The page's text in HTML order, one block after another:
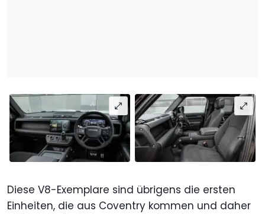
Diese V8-Exemplare sind übrigens die ersten
Einheiten, die aus Coventry kommen und daher